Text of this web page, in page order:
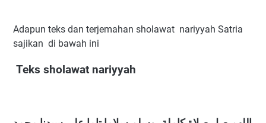
Adapun teks dan terjemahan sholawat nariyyah Satria
sajikan di bawah ini
Teks sholawat nariyyah